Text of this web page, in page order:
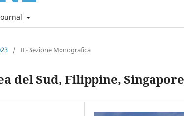
/ II - Sezione Monografica
del Sud, Filippine, Singapore